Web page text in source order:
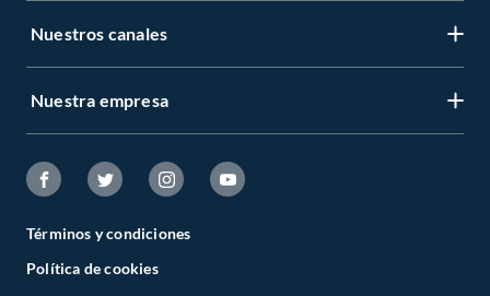
Nuestros canales
Nuestra empresa
Términos y condiciones
Política de cookies